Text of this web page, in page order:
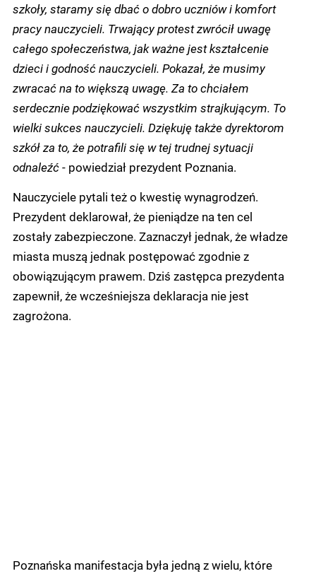
szkoły, staramy się dbać o dobro uczniów i komfort
pracy nauczycieli. Trwający protest zwrócił uwagę
całego społeczeństwa, jak ważne jest kształcenie
dzieci i godność nauczycieli. Pokazał, że musimy
zwracać na to większą uwagę. Za to chciałem
serdecznie podziękować wszystkim strajkującym. To
wielki sukces nauczycieli. Dziękuję także dyrektorom
szkół za to, że potrafili się w tej trudnej sytuacji
odnaleźć- powiedział prezydent Poznania.
Nauczyciele pytali też o kwestię wynagrodzeń.
Prezydent deklarował, że pieniądze na ten cel
zostały zabezpieczone. Zaznaczył jednak, że władze
miasta muszą jednak postępować zgodnie z
obowiązującym prawem. Dziś zastępca prezydenta
zapewnił, że wcześniejsza deklaracja nie jest
zagrożona.
Poznańska manifestacja była jedną z wielu, które